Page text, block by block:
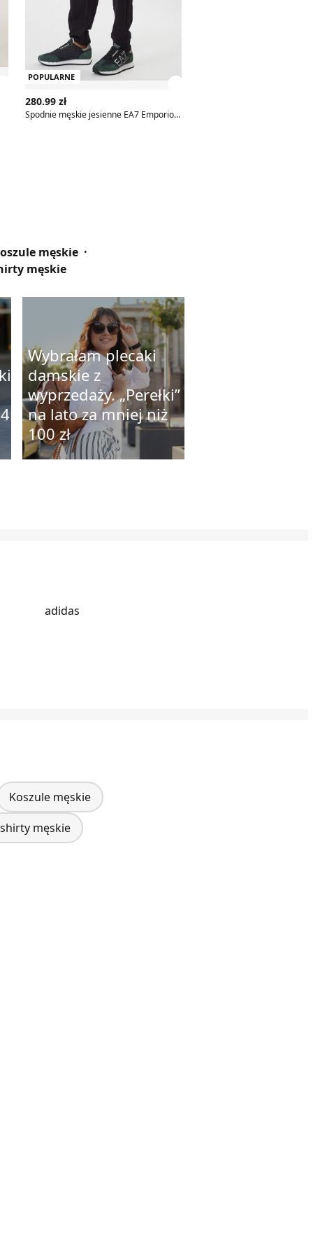
POPULARNE
280.99 zł
Spodnie męskie jesienne EA7 Emporio Armani
męskie
męskie
Wybrałam plecaki
damskie z
wyprzedaży. „Perełki”
na lato za mniej niż
100 zł
adidas
Koszule męskie
męskie